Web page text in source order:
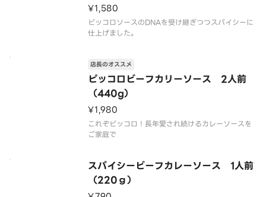
¥1,580
ピッコロソースのDNAを受け継ぎつつスパイシーに
仕上げました。
ピッコロビーフカリーソース 2人前
（440g）
店長のオススメ
¥1,980
これぞピッコロ！長年愛され続けるカレーソースを
ご家庭で
スパイシービーフカレーソース 1人前
（220ｇ）